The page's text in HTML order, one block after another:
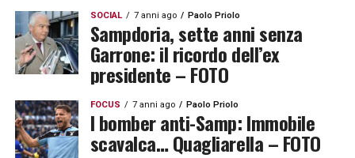
SOCIAL 7 anni ago Paolo Priolo
Sampdoria, sette anni senza
Garrone: il ricordo dell’ex
presidente – FOTO
FOCUS 7 anni ago Paolo Priolo
I bomber anti-Samp: Immobile
scavalca… Quagliarella – FOTO